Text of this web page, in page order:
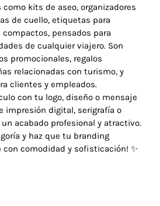
kits de aseo, organizadores
de cuello, etiquetas para
pensados para
de cualquier viajero. Son
promocionales, regalos
relacionadas con turismo, y
clientes y empleados.
con tu logo, diseño o mensaje
impresión digital, serigrafía o
acabado profesional y atractivo.
y haz que tu branding
con comodidad y sofisticación! ✨